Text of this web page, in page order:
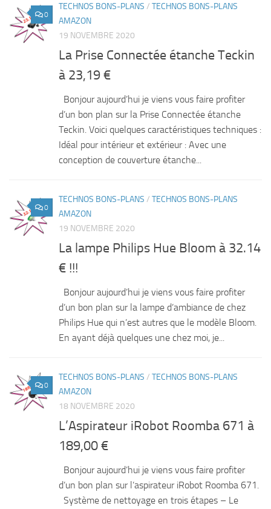
0
TECHNOS BONS-PLANS / TECHNOS BONS-PLANS
AMAZON
19 NOVEMBRE 2020
La Prise Connectée étanche Teckin
à 23,19 €
Bonjour aujourd’hui je viens vous faire profiter
d’un bon plan sur la Prise Connectée étanche
Teckin. Voici quelques caractéristiques techniques :
Idéal pour intérieur et extérieur : Avec une
conception de couverture étanche...
0
TECHNOS BONS-PLANS / TECHNOS BONS-PLANS
AMAZON
19 NOVEMBRE 2020
La lampe Philips Hue Bloom à 32.14
€ !!!
Bonjour aujourd’hui je viens vous faire profiter
d’un bon plan sur la lampe d’ambiance de chez
Philips Hue qui n’est autres que le modèle Bloom.
En ayant déjà quelques une chez moi, je...
0
TECHNOS BONS-PLANS / TECHNOS BONS-PLANS
AMAZON
18 NOVEMBRE 2020
L’Aspirateur iRobot Roomba 671 à
189,00 €
Bonjour aujourd’hui je viens vous faire profiter
d’un bon plan sur l’aspirateur iRobot Roomba 671.
Système de nettoyage en trois étapes – Le